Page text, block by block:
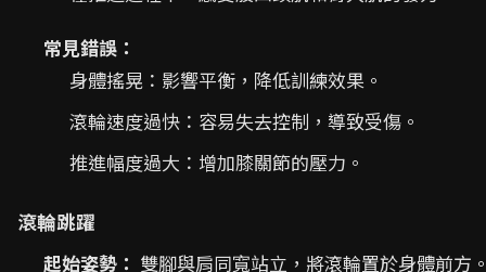
常見錯誤：
身體搖晃：影響平衡，降低訓練效果。
滾輪速度過快：容易失去控制，導致受傷。
推進幅度過大：增加膝關節的壓力。
滾輪跳躍
起始姿勢： 雙腳與肩同寬站立，將滾輪置於身體前方